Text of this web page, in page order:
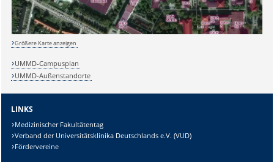
Größere Karte anzeigen
UMMD-Campusplan
UMMD-Außenstandorte
LINKS
Medizinischer Fakultätentag
Verband der Universitätsklinika Deutschlands e.V. (VUD)
Fördervereine